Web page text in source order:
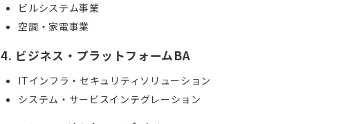
ビルシステム事業
空調・家電事業
4. ビジネス・プラットフォームBA
ITインフラ・セキュリティソリューション
システム・サービスインテグレーション